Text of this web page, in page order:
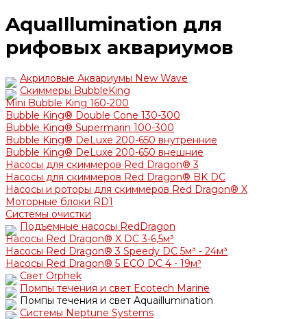
AquaIllumination для
рифовых аквариумов
Акриловые Аквариумы New Wave
Скиммеры BubbleKing
Mini Bubble King 160-200
Bubble King® Double Cone 130-300
Bubble King® Supermarin 100-300
Bubble King® DeLuxe 200-650 внутренние
Bubble King® DeLuxe 200-650 внешние
Насосы для скиммеров Red Dragon® 3
Насосы для скиммеров Red Dragon® BK DC
Насосы и роторы для скиммеров Red Dragon® X
Моторные блоки RD1
Системы очистки
Подъемные насосы RedDragon
Насосы Red Dragon® X DC 3-6,5м³
Насосы Red Dragon® 3 Speedy DC 5м³ - 24м³
Насосы Red Dragon® 5 ECO DC 4 - 19м³
Свет Orphek
Помпы течения и свет Ecotech Marine
Помпы течения и свет Aquaillumination
Системы Neptune Systems